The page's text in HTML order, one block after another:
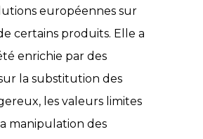
européennes sur
certains produits. Elle a
enrichie par des
la substitution des
les valeurs limites
manipulation des